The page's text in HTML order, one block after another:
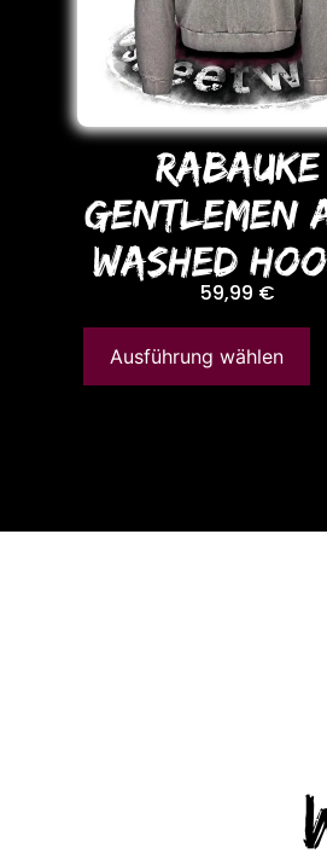
RABAUKE
GENTLEMEN
WASHED
59,99 €
Ausführung wählen